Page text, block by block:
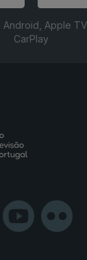
Android, Apple
CarPlay